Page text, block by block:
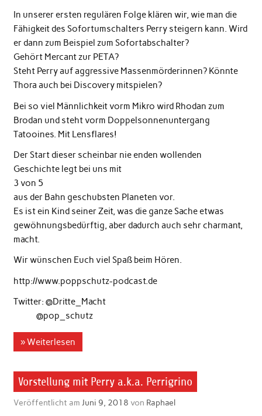
In unserer ersten regulären Folge klären wir, wie man die
Fähigkeit des Sofortumschalters Perry steigern kann. Wird
er dann zum Beispiel zum Sofortabschalter?
Gehört Mercant zur PETA?
Steht Perry auf aggressive Massenmörderinnen? Könnte
Thora auch bei Discovery mitspielen?
Bei so viel Männlichkeit vorm Mikro wird Rhodan zum
Brodan und steht vorm Doppelsonnenuntergang
Tatooines. Mit Lensflares!
Der Start dieser scheinbar nie enden wollenden
Geschichte legt bei uns mit
3 von 5
aus der Bahn geschubsten Planeten vor.
Es ist ein Kind seiner Zeit, was die ganze Sache etwas
gewöhnungsbedürftig, aber dadurch auch sehr charmant,
macht.
Wir wünschen Euch viel Spaß beim Hören.
http://www.poppschutz-podcast.de
Twitter: @Dritte_Macht
@pop_schutz
» Weiterlesen
Vorstellung mit Perry a.k.a. Perrigrino
Veröffentlicht am Juni 9, 2018 von Raphael